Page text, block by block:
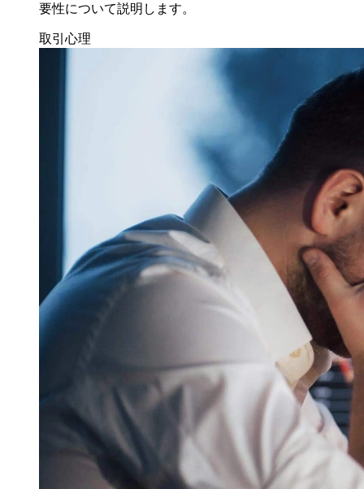
要性について説明します。
取引心理